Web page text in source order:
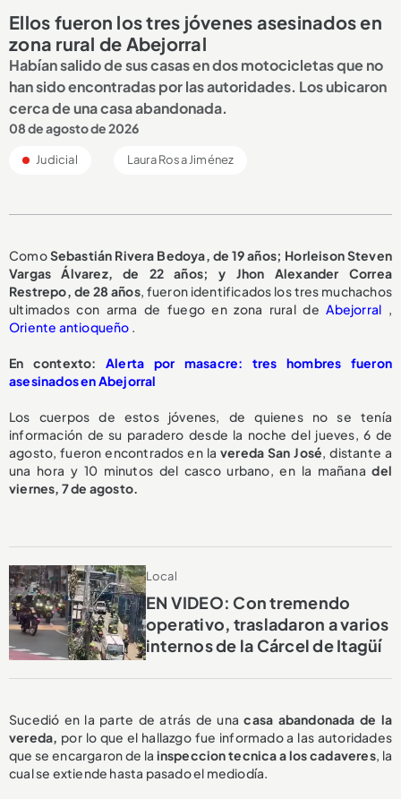
Ellos fueron los tres jóvenes asesinados en
zona rural de Abejorral
Habían salido de sus casas en dos motocicletas que no
han sido encontradas por las autoridades. Los ubicaron
cerca de una casa abandonada.
08 de agosto de 2026
Judicial Laura Rosa Jiménez
ComoSebastián Rivera Bedoya, de 19 años; Horleison Steven
Vargas Álvarez, de 22 años; y Jhon Alexander Correa
Restrepo, de 28 años, fueron identificados los tres muchachos
ultimados con arma de fuego en zona rural deAbejorral ,
Oriente antioqueño .
En contexto:Alerta por masacre: tres hombres fueron
asesinados en Abejorral
Los cuerpos de estos jóvenes, de quienes no se tenía
información de su paradero desde la noche del jueves, 6 de
agosto, fueron encontrados en la vereda San José, distante a
una hora y 10 minutos del casco urbano, en la mañana del
viernes, 7 de agosto.
Local
EN VIDEO: Con tremendo
operativo, trasladaron a varios
internos de la Cárcel de Itagüí
Sucedió en la parte de atrás de unacasa abandonada de la
vereda, por lo que el hallazgo fue informado a las autoridades
que se encargaron de la inspeccion tecnica a los cadaveres, la
cual se extiende hasta pasado el mediodía.